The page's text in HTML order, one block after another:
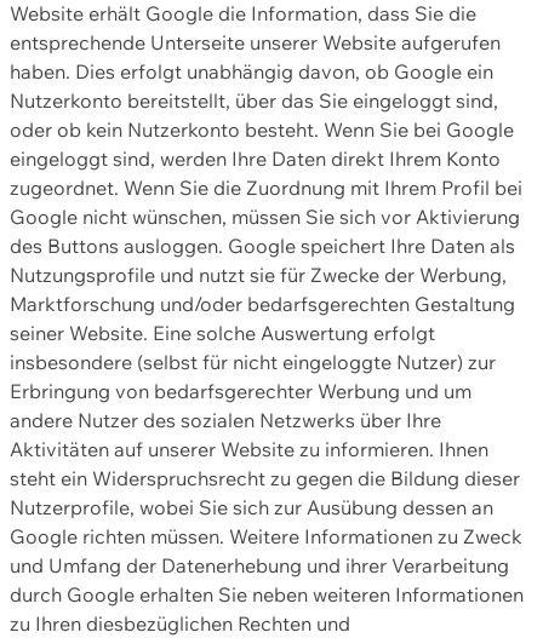
Website erhält Google die Information, dass Sie die
entsprechende Unterseite unserer Website aufgerufen
haben. Dies erfolgt unabhängig davon, ob Google ein
Nutzerkonto bereitstellt, über das Sie eingeloggt sind,
oder ob kein Nutzerkonto besteht. Wenn Sie bei Google
eingeloggt sind, werden Ihre Daten direkt Ihrem Konto
zugeordnet. Wenn Sie die Zuordnung mit Ihrem Profil bei
Google nicht wünschen, müssen Sie sich vor Aktivierung
des Buttons ausloggen. Google speichert Ihre Daten als
Nutzungsprofile und nutzt sie für Zwecke der Werbung,
Marktforschung und/oder bedarfsgerechten Gestaltung
seiner Website. Eine solche Auswertung erfolgt
insbesondere (selbst für nicht eingeloggte Nutzer) zur
Erbringung von bedarfsgerechter Werbung und um
andere Nutzer des sozialen Netzwerks über Ihre
Aktivitäten auf unserer Website zu informieren. Ihnen
steht ein Widerspruchsrecht zu gegen die Bildung dieser
Nutzerprofile, wobei Sie sich zur Ausübung dessen an
Google richten müssen. Weitere Informationen zu Zweck
und Umfang der Datenerhebung und ihrer Verarbeitung
durch Google erhalten Sie neben weiteren Informationen
zu Ihren diesbezüglichen Rechten und